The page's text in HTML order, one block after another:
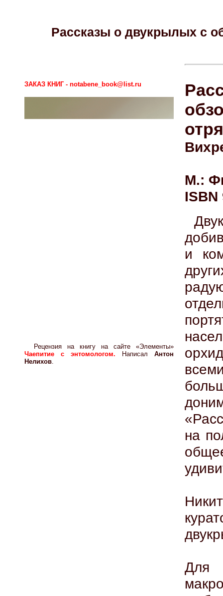
Рассказы о двукрылых с
ЗАКАЗ КНИГ - notabene_book@list.ru
Рецензия на книгу на сайте «Элементы»
Чаепитие с энтомологом.
Написал Антон
Нелихов.
М.:
ISBN
и
на